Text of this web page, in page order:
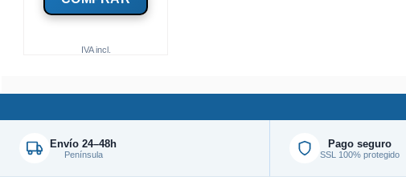
IVA incl.
Envío 24–48h
Península
Pago seguro
SSL 100% protegido